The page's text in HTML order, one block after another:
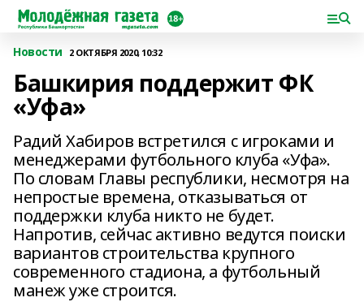
Новости 2 ОКТЯБРЯ 2020, 10:32
Башкирия поддержит ФК
«Уфа»
Радий Хабиров встретился с игроками и
менеджерами футбольного клуба «Уфа».
По словам Главы республики, несмотря на
непростые времена, отказываться от
поддержки клуба никто не будет.
Напротив, сейчас активно ведутся поиски
вариантов строительства крупного
современного стадиона, а футбольный
манеж уже строится.